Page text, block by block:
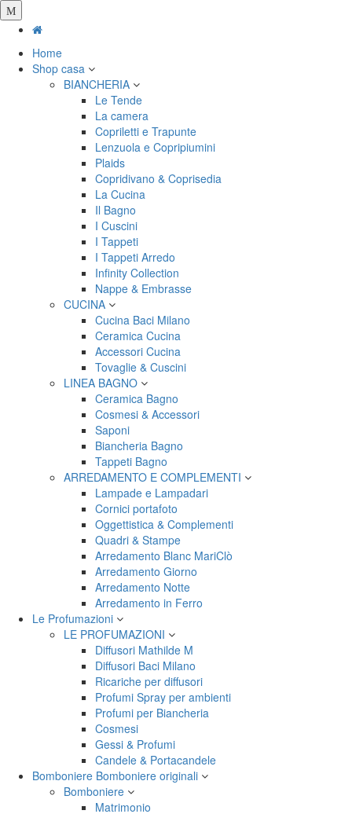
Salta
al
principaleHome
Shop casa
BIANCHERIA
Le Tende
La camera
Copriletti e Trapunte
Lenzuola e Copripiumini
Plaids
Copridivano & Coprisedia
La Cucina
Il Bagno
I Cuscini
I Tappeti
I Tappeti Arredo
Infinity Collection
Nappe & Embrasse
CUCINA
Cucina Baci Milano
Ceramica Cucina
Accessori Cucina
Tovaglie & Cuscini
LINEA BAGNO
Ceramica Bagno
Cosmesi & Accessori
Saponi
Biancheria Bagno
Tappeti Bagno
ARREDAMENTO E COMPLEMENTI
Lampade e Lampadari
Cornici portafoto
Oggettistica & Complementi
Quadri & Stampe
Arredamento Blanc MariClò
Arredamento Giorno
Arredamento Notte
Arredamento in Ferro
Le Profumazioni
LE PROFUMAZIONI
Diffusori Mathilde M
Diffusori Baci Milano
Ricariche per diffusori
Profumi Spray per ambienti
Profumi per Biancheria
Cosmesi
Gessi & Profumi
Candele & Portacandele
Bomboniere Bomboniere originali
Bomboniere
Matrimonio